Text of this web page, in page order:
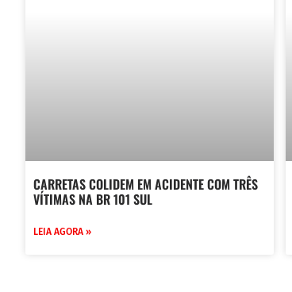
CARRETAS COLIDEM EM ACIDENTE COM TRÊS
VÍTIMAS NA BR 101 SUL
LEIA AGORA »